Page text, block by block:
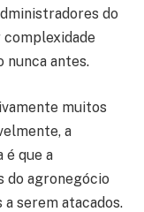
do
nunca antes.
muitos
a
é que a
do agronegócio
serem atacados.